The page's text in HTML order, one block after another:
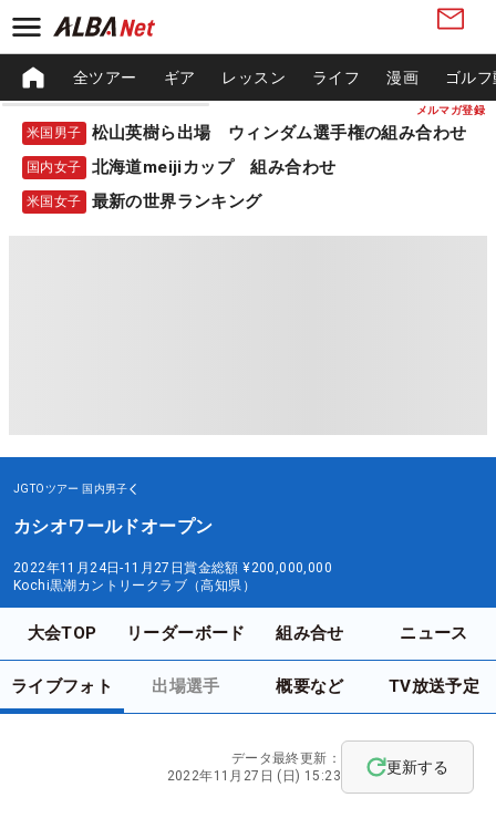
メルマガ登録
全ツアー ギア レッスン ライフ 漫画 ゴル
米国男子 松山英樹ら出場 ウィンダム選手権の組み合わせ
国内女子 北海道meijiカップ 組み合わせ
米国女子 最新の世界ランキング
JGTOツアー 国内男子
カシオワールドオープン
2022年11月24日-11月27日賞金総額 ¥200,000,000
Kochi黒潮カントリークラブ（高知県）
大会TOP リーダーボード 組み合せ ニュース
ライブフォト 出場選手 概要など TV放送予定
データ最終更新：
2022年11月27日 (日) 15:23
更新する